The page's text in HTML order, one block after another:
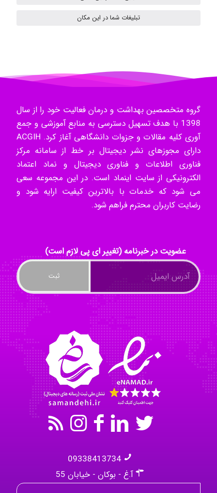
- mikaela
Hossein Znd
k.aryan
ilhan200
Mohammad
Tavan
akhtar shahsavandi
تبلیغات شما در این مکان
گروه متخصصین بهداشت و درمان فعالیت خود را از سال
1398 با هدف تسهیل دسترسی به منابع آموزشی و جمع
آوری کلیه مقالات و جزوات دانشگاهی آغاز کرد. ACGIH
دارای مجوزهای نشر دیجیتال بر خط از سامانه مرکز
فناوری اطلاعات و فناوری دیجیتال و نماد اعتماد
الکترونیکی از سایت اینماد است. در این مجموعه سعی
می شود که خدمات با بالاترین کیفیت ارایه شود و
رضایت کاربران محترم فراهم شود.
عضویت در خبرنامه (تغییر ای پی لازم است)
09338413734
آ.غ - بوکان - خیابان 55